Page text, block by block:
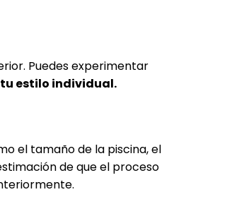
Puedes experimentar
tu estilo individual.
el tamaño de la piscina, el
de que el proceso